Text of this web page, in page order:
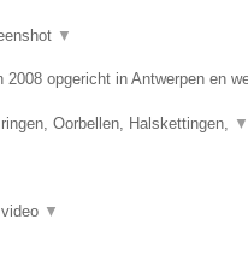
▼
opgericht in Antwerpen en
Oorbellen, Halskettingen, ▼
▼